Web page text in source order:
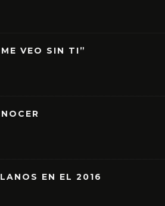
VEO SIN TI”
EN EL 2016